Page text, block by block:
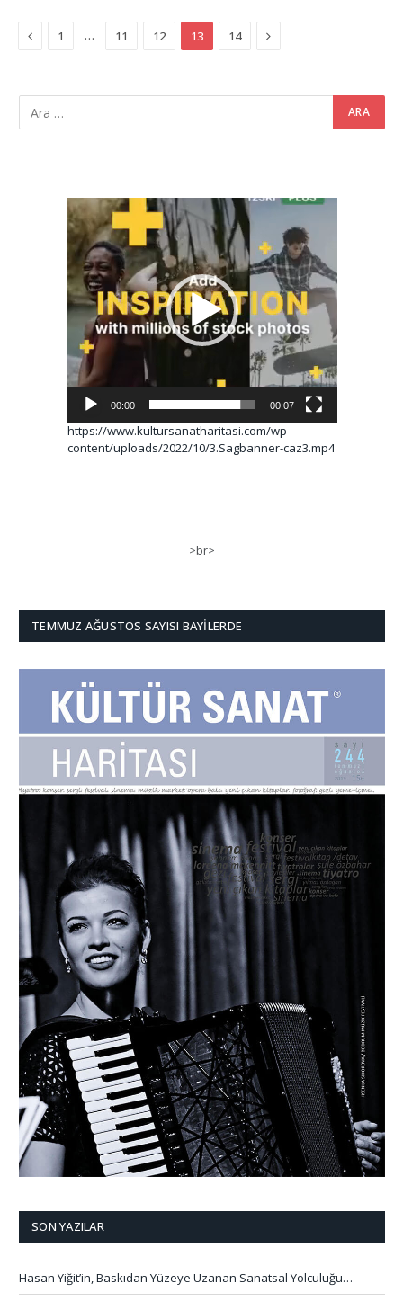
Previous
1 … 11 12 13 14 Next
Video
oynatıcı
00:00 00:07
https://www.kultursanatharitasi.com/wp-
content/uploads/2022/10/3.Sagbanner-caz3.mp4
>br>
TEMMUZ AĞUSTOS SAYISI BAYILERDE
SON YAZILAR
Hasan Yiğit’in, Baskıdan Yüzeye Uzanan Sanatsal Yolculuğu…